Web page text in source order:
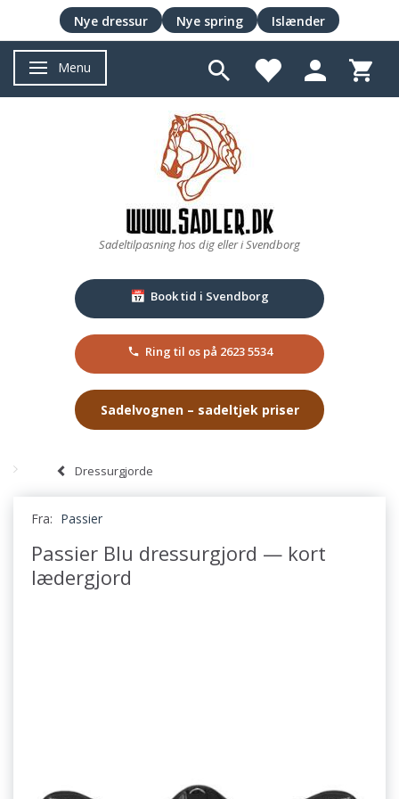
Skifte navigation
Menu
Sadeltilpasning hos dig eller i Svendborg
📅 Book tid i Svendborg
Ring til os på 2623 5534
Sadelvognen – sadeltjek priser
Dressurgjorde
Fra: Passier
Passier Blu dressurgjord — kort
lædergjord
Nye dressur Nye spring Islænder